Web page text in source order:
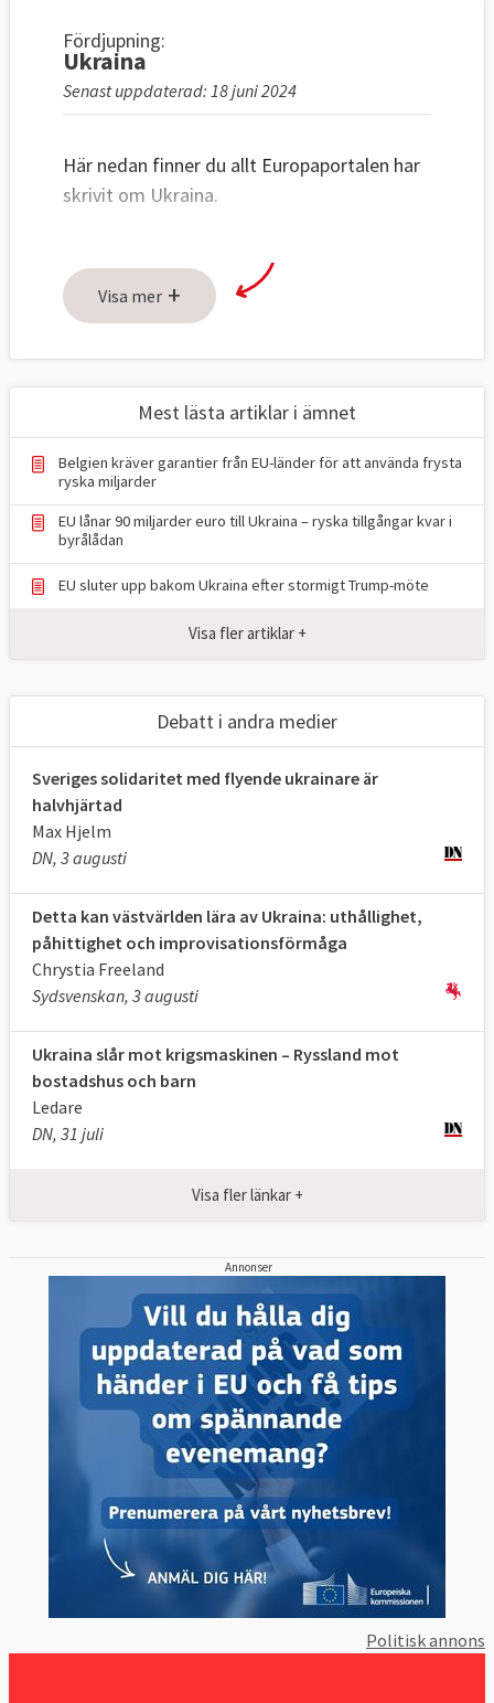
Fördjupning:
Ukraina
Senast uppdaterad: 18 juni 2024
Här nedan finner du allt Europaportalen har
skrivit om Ukraina.
Visa mer +
Mest lästa artiklar i ämnet
Belgien kräver garantier från EU-länder för att använda frysta
ryska miljarder
EU lånar 90 miljarder euro till Ukraina – ryska tillgångar kvar i
byrålådan
EU sluter upp bakom Ukraina efter stormigt Trump-möte
Visa fler artiklar +
Debatt i andra medier
Sveriges solidaritet med flyende ukrainare är
halvhjärtad
Max Hjelm
DN, 3 augusti
Detta kan västvärlden lära av Ukraina: uthållighet,
påhittighet och improvisationsförmåga
Chrystia Freeland
Sydsvenskan, 3 augusti
Ukraina slår mot krigsmaskinen – Ryssland mot
bostadshus och barn
Ledare
DN, 31 juli
Visa fler länkar +
Annonser
Politisk annons